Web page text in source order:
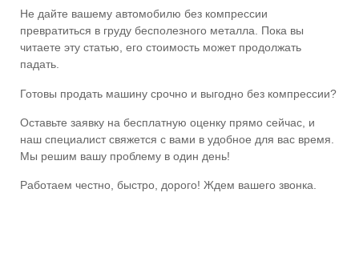
Не дайте вашему автомобилю без компрессии
превратиться в груду бесполезного металла. Пока вы
читаете эту статью, его стоимость может продолжать
падать.
Готовы продать машину срочно и выгодно без компрессии?
Оставьте заявку на бесплатную оценку прямо сейчас, и
наш специалист свяжется с вами в удобное для вас время.
Мы решим вашу проблему в один день!
Работаем честно, быстро, дорого! Ждем вашего звонка.